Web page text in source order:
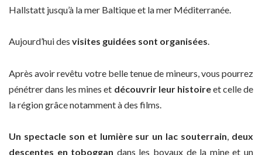
Hallstatt jusqu’à la mer Baltique et la mer Méditerranée.
Aujourd’hui des visites guidées sont organisées.
Après avoir revêtu votre belle tenue de mineurs, vous pourrez
pénétrer dans les mines et découvrir leur histoireet celle de
la région grâce notamment à des films.
Un spectacle son et lumière sur un lac souterrain, deux
descentes en toboggan dans les boyaux de la mine et un